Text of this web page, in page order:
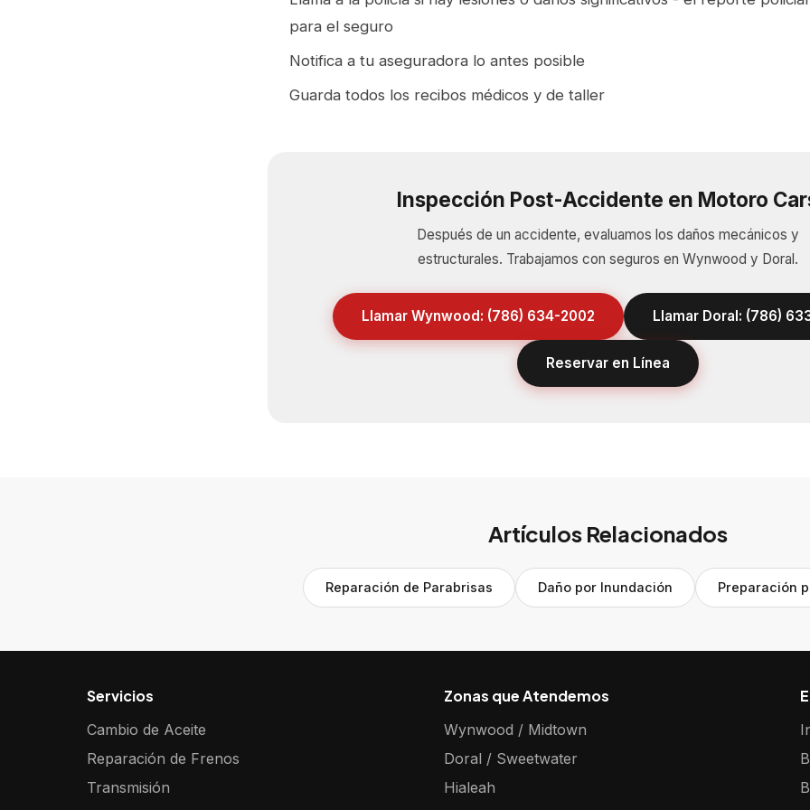
para el seguro
Notifica a tu aseguradora lo antes posible
Guarda todos los recibos médicos y de taller
Inspección Post-Accidente en Motoro
Después de un accidente, evaluamos los daños mecánicos y
estructurales. Trabajamos con seguros en Wynwood y Doral.
Llamar Wynwood: (786) 634-2002 Llamar Doral: (786)
Reservar en Línea
Artículos Relacionados
Reparación de Parabrisas Daño por Inundación Preparación
Servicios
Cambio de Aceite
Reparación de Frenos
Transmisión
Zonas que Atendemos
Wynwood / Midtown
Doral / Sweetwater
Hialeah